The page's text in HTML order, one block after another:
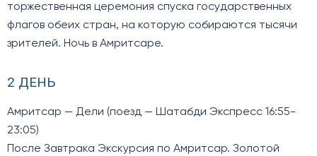
торжественная церемония спуска государственных
флагов обеих стран, на которую собираются тысячи
зрителей. Ночь в Амритсаре.
2 ДЕНЬ
Амритсар — Дели (поезд — Шатабди Экспресс 16:55-
23:05)
После Завтрака Экскурсия по Амритсар. Золотой